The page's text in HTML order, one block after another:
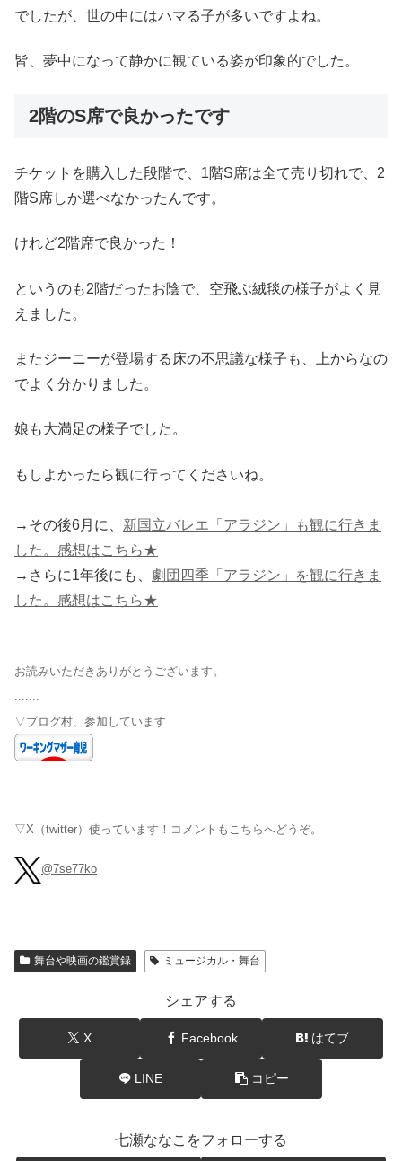
でしたが、世の中にはハマる子が多いですよね。
皆、夢中になって静かに観ている姿が印象的でした。
2階のS席で良かったです
チケットを購入した段階で、1階S席は全て売り切れで、2
階S席しか選べなかったんです。
けれど2階席で良かった！
というのも2階だったお陰で、空飛ぶ絨毯の様子がよく見
えました。
またジーニーが登場する床の不思議な様子も、上からなの
でよく分かりました。
娘も大満足の様子でした。
もしよかったら観に行ってくださいね。
→その後6月に、 新国立バレエ「アラジン」も観に行きま
した。感想はこちら★
→さらに1年後にも、 劇団四季「アラジン」を観に行きま
した。感想はこちら★
お読みいただきありがとうございます。
.......
▽ブログ村、参加しています
.......
▽X（twitter）使っています！コメントもこちらへどうぞ。
@7se77ko
舞台や映画の鑑賞録 ミュージカル・舞台
シェアする
X Facebook はてブ
LINE コピー
七瀬ななこをフォローする